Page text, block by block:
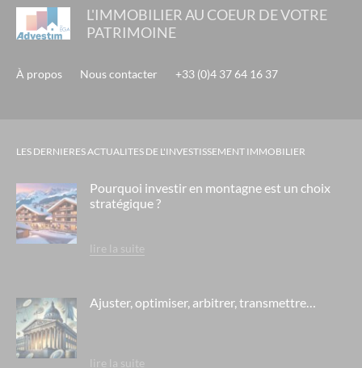
L'IMMOBILIER AU COEUR DE VOTRE
PATRIMOINE
À propos Nous contacter +33 (0)4 37 64 16 37
LES DERNIERES ACTUALITES DE L'INVESTISSEMENT IMMOBILIER
Pourquoi investir en montagne est un choix
stratégique ?
lire la suite
Ajuster, optimiser, arbitrer, transmettre…
lire la suite